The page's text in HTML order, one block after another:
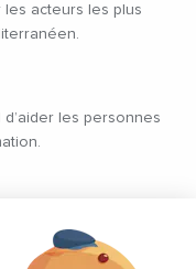
acteurs les plus
les personnes